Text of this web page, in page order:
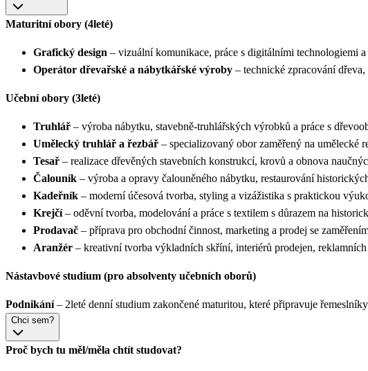
Maturitní obory (4leté)
Grafický design – vizuální komunikace, práce s digitálními technologiemi
Operátor dřevařské a nábytkářské výroby – technické zpracování
Učební obory (3leté)
Truhlář – výroba nábytku, stavebně-truhlářských výrobků a práce s
Umělecký truhlář a řezbář – specializovaný obor zaměřený na umělecké
Tesař – realizace dřevěných stavebních konstrukcí, krovů a obnova
Čalouník – výroba a opravy čalouněného nábytku, restaurování
Kadeřník – moderní účesová tvorba, styling a vizážistika s praktickou
Krejčí– oděvní tvorba, modelování a práce s textilem s důrazem na
Prodavač – příprava pro obchodní činnost, marketing a prodej se
Aranžér – kreativní tvorba výkladních skříní, interiérů prodejen,
Nástavbové studium (pro absolventy učebních oborů)
Podnikání– 2leté denní studium zakončené maturitou, které připravuje
Chci sem?
Proč bych tu měl/měla chtít studovat?